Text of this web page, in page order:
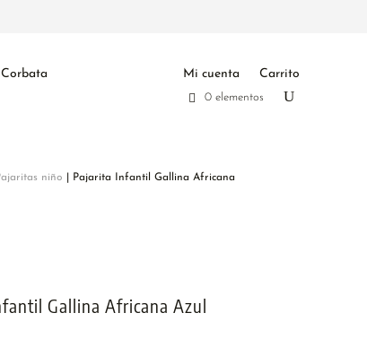
Mi cuenta Carrito
0 elementos
niño | Pajarita Infantil Gallina Africana
Gallina Africana Azul